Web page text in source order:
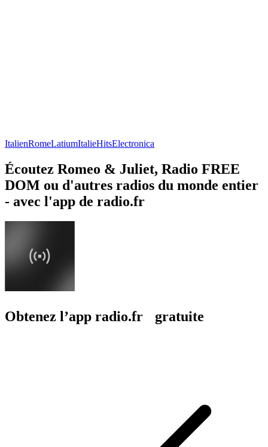
ItalienRomeLatiumItalieHitsElectronica
Écoutez Romeo & Juliet, Radio FREE
DOM ou d'autres radios du monde entier
- avec l'app de radio.fr
Obtenez l’app radio.fr gratuite